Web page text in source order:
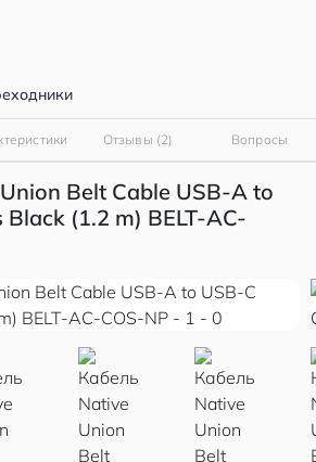
Отзывы (2) Вопросы
Belt Cable USB-A to
Black (1.2 m) BELT-AC-